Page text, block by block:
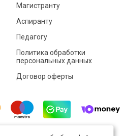
Магистранту
Аспиранту
Педагогу
Политика обработки
персональных данных
Договор оферты